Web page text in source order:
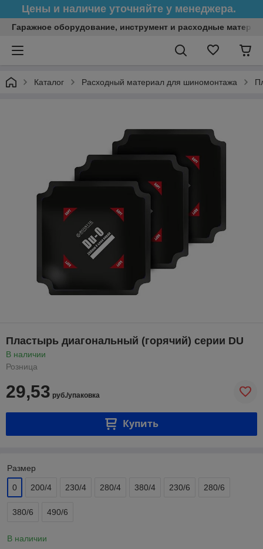
Цены и наличие уточняйте у менеджера.
Гаражное оборудование, инструмент и расходные
Каталог Расходный материал для шиномонтажа
Пластырь диагональный (горячий) серии DU
В наличии
Розница
29,53 руб./упаковка
Купить
Размер
0 200/4 230/4 280/4 380/4 230/6 280/6
380/6 490/6
В наличии